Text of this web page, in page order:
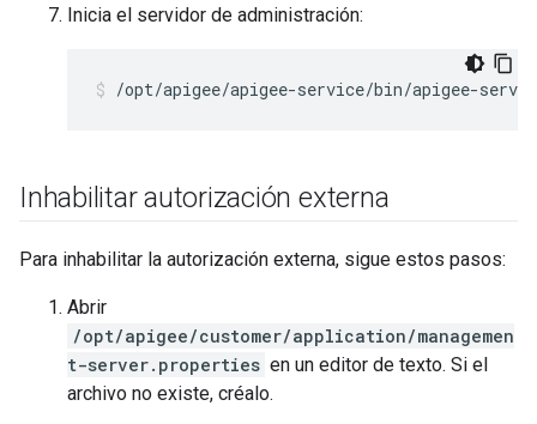
Inicia el servidor de administración:
/opt/apigee/apigee-service/bin/apigee-
Inhabilitar autorización externa
Para inhabilitar la autorización externa, sigue estos pasos:
Abrir
/opt/apigee/customer/application/managemen
t-server.properties en un editor de texto. Si el
archivo no existe, créalo.